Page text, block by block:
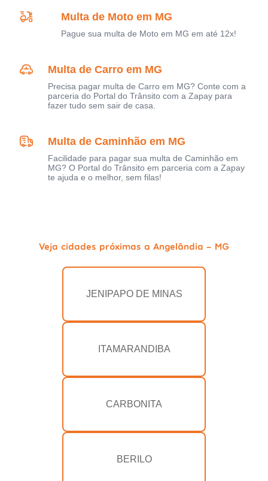
Multa de Moto em MG
Pague sua multa de Moto em MG em até 12x!
Multa de Carro em MG
Precisa pagar multa de Carro em MG? Conte com a
parceria do Portal do Trânsito com a Zapay para
fazer tudo sem sair de casa.
Multa de Caminhão em MG
Facilidade para pagar sua multa de Caminhão em
MG? O Portal do Trânsito em parceria com a Zapay
te ajuda e o melhor, sem filas!
Veja cidades próximas a Angelândia - MG
JENIPAPO DE MINAS
ITAMARANDIBA
CARBONITA
BERILO